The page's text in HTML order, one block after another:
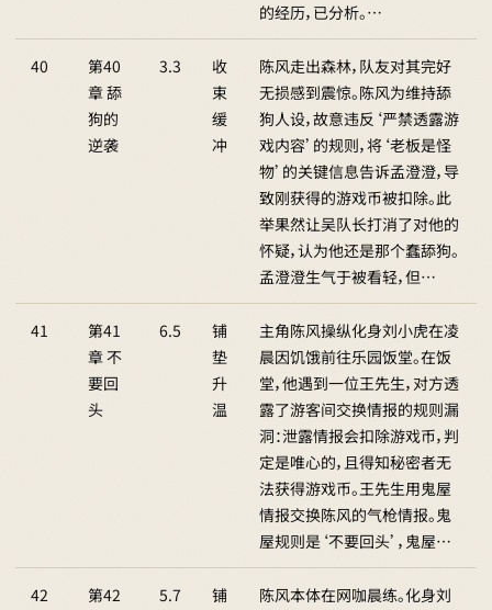
的经历，已分析。…
40
第40
章 舔
狗的
逆袭
3.3
收
束
缓
冲
陈风走出森林，队友对其完好
无损感到震惊。陈风为维持舔
狗人设，故意违反‘严禁透露游
戏内容’的规则，将‘老板是怪
物’的关键信息告诉孟澄澄，导
致刚获得的游戏币被扣除。此
举果然让吴队长打消了对他的
怀疑，认为他还是那个蠢舔狗。
孟澄澄生气于被看轻，但…
41
第41
章 不
要回
头
6.5
铺
垫
升
温
主角陈风操纵化身刘小虎在凌
晨因饥饿前往乐园饭堂。在饭
堂，他遇到一位王先生，对方透
露了游客间交换情报的规则漏
洞：泄露情报会扣除游戏币，判
定是唯心的，且得知秘密者无
法获得游戏币。王先生用鬼屋
情报交换陈风的气枪情报。鬼
屋规则是‘不要回头’，鬼屋…
42 第42 5.7 铺 陈风本体在网咖晨练。化身刘